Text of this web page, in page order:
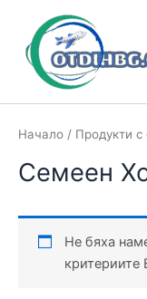
content
Начало / Продукти с
Семеен
Не бяха
критериите